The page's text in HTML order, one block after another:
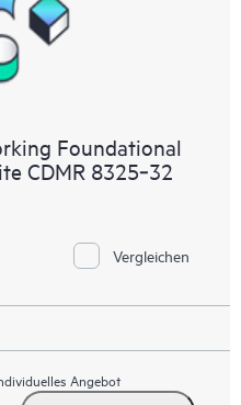
Foundational
CDMR 8325‑32
Vergleichen
Angebot